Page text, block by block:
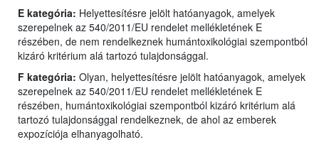
E kategória: Helyettesítésre jelölt hatóanyagok, amelyek
szerepelnek az 540/2011/EU rendelet mellékletének E
részében, de nem rendelkeznek humántoxikológiai szempontból
kizáró kritérium alá tartozó tulajdonsággal.
F kategória: Olyan, helyettesítésre jelölt hatóanyagok, amelyek
szerepelnek az 540/2011/EU rendelet mellékletének E
részében, humántoxikológiai szempontból kizáró kritérium alá
tartozó tulajdonsággal rendelkeznek, de ahol az emberek
expozíciója elhanyagolható.